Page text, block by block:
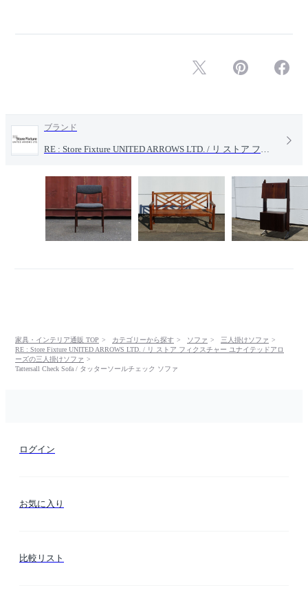
ブランド
RE : Store Fixture UNITED ARROWS LTD. / リ ストア フィクスチャー ユナイテッドアローズ
家具・インテリア通販 TOP カテゴリーから探す ソファ
三人掛けソファ
RE : Store Fixture UNITED ARROWS LTD. / リ ストア フィクスチャー ユナイテッドアロ
ーズの三人掛けソファ
Tattersall Check Sofa / タッターソールチェック ソファ
ログイン
お気に入り
比較リスト